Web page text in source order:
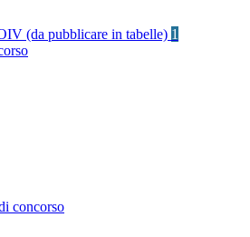
(da pubblicare in tabelle) 1
concorso